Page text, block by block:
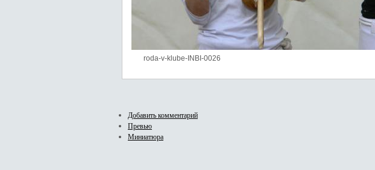
roda-v-klube-INBI-0026
Добавить комментарий
Превью
Миниатюра